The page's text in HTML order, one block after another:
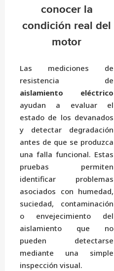
conocer la
condición real del
motor
Las mediciones de
resistencia de
aislamiento eléctrico
ayudan a evaluar el
estado de los devanados
y detectar degradación
antes de que se produzca
una falla funcional. Estas
pruebas permiten
identificar problemas
asociados con humedad,
suciedad, contaminación
o envejecimiento del
aislamiento que no
pueden detectarse
mediante una simple
inspección visual.